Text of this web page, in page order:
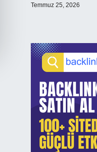
Temmuz 25, 2026